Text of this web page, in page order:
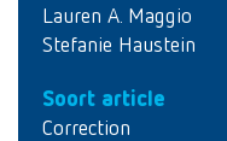
Lauren A. Maggio
Stefanie Haustein
Soort article
Correction